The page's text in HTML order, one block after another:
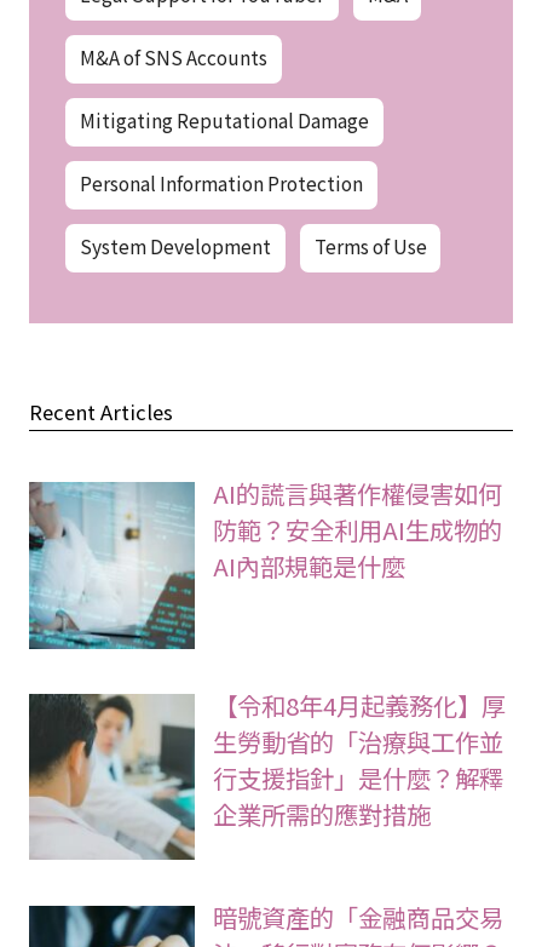
M&A of SNS Accounts
Mitigating Reputational Damage
Personal Information Protection
System Development Terms of Use
Recent Articles
AI的謊言與著作權侵害如何
防範？安全利用AI生成物的
AI內部規範是什麼
【令和8年4月起義務化】厚
生勞動省的「治療與工作並
行支援指針」是什麼？解釋
企業所需的應對措施
暗號資產的「金融商品交易